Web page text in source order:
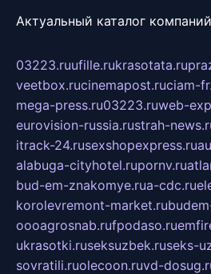
Актуальный каталог
03223.ruufille.rukrasotata.ru
veetbox.rucinemapost.ruciam-
mega-press.ru03223.ruweb-
eurovision-russia.rustrah-
itrack-24.rusexshopexpress.ru
alabuga-cityhotel.rupornv.ru
bud-em-znakomye.rua-cdc.ru
korolevremont-market.ru
oooagrosnab.rufpodaso.ru
ukrasotki.ruseksuzbek.ruseks-
sovratili.ruolecoon.ruvd-